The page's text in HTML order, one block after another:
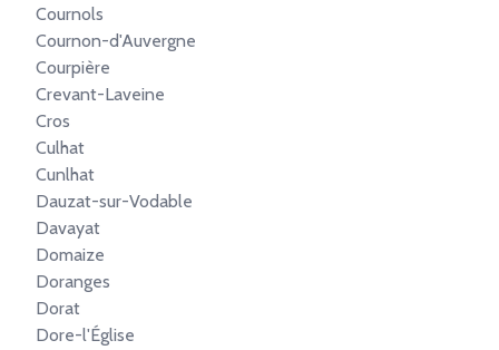
Cournols
Cournon-d'Auvergne
Courpière
Crevant-Laveine
Cros
Culhat
Cunlhat
Dauzat-sur-Vodable
Davayat
Domaize
Doranges
Dorat
Dore-l'Église